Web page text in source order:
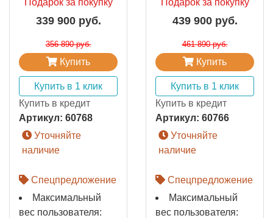
Подарок за покупку
339 900 руб.
356 890 руб.
Купить
Купить в 1 клик
Купить в кредит
Артикул: 60768
Уточняйте
наличие
Спецпредложение
Максимальный
вес пользователя:
Подарок за покупку
439 900 руб.
461 890 руб.
Купить
Купить в 1 клик
Купить в кредит
Артикул: 60766
Уточняйте
наличие
Спецпредложение
Максимальный
вес пользователя: